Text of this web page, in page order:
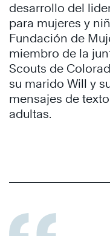
desarrollo del
para mujeres y
Fundación de
miembro de la
Scouts de
su marido Will y
mensajes de
adultas.